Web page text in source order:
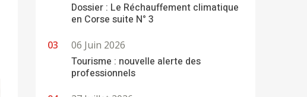
Dossier : Le Réchauffement climatique
en Corse suite N° 3
06 Juin 2026
Tourisme : nouvelle alerte des
professionnels